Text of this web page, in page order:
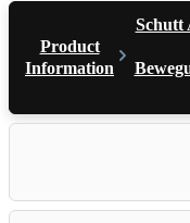
Product
Information
Schutt